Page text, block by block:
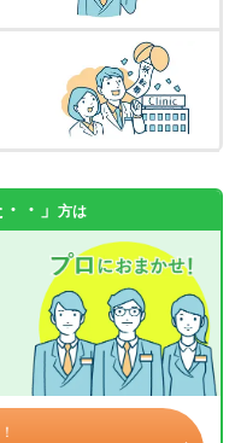
・」 方は